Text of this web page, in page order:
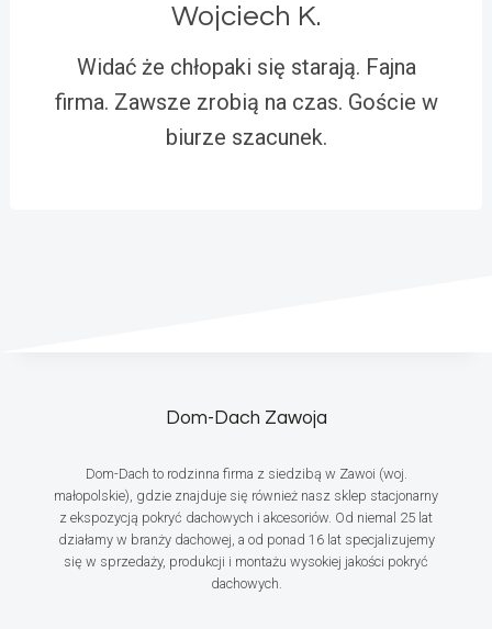
Wojciech K.
Widać że chłopaki się starają. Fajna
firma. Zawsze zrobią na czas. Goście w
biurze szacunek.
Dom-Dach Zawoja
Dom-Dach to rodzinna firma z siedzibą w Zawoi (woj.
małopolskie), gdzie znajduje się również nasz sklep stacjonarny
z ekspozycją pokryć dachowych i akcesoriów. Od niemal 25 lat
działamy w branży dachowej, a od ponad 16 lat specjalizujemy
się w sprzedaży, produkcji i montażu wysokiej jakości pokryć
dachowych.